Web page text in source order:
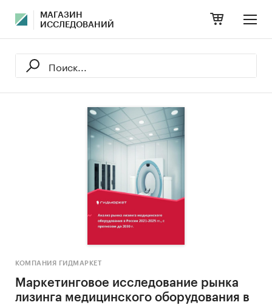
МАГАЗИН
ИССЛЕДОВАНИЙ
КОМПАНИЯ ГИДМАРКЕТ
Маркетинговое исследование рынка
лизинга медицинского оборудования в